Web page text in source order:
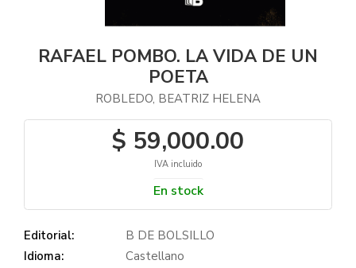
RAFAEL POMBO. LA VIDA DE UN
POETA
ROBLEDO, BEATRIZ HELENA
$ 59,000.00
IVA incluido
En stock
Editorial:
B DE BOLSILLO
Idioma:
Castellano